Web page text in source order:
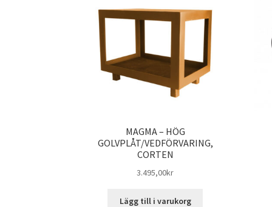
MAGMA – HÖG
GOLVPLÅT/VEDFÖRVARING,
CORTEN
3.495,00kr
Lägg till i varukorg